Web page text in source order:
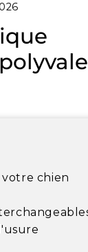
chien